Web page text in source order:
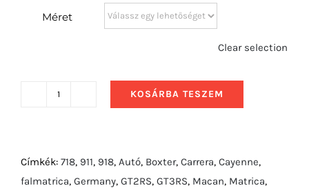
Méret
Clear selection
Turbo
hátulról
KOSÁRBA TESZEM
Címkék: 718, 911, 918, Autó, Boxter, Carrera, Cayenne,
falmatrica, Germany, GT2RS, GT3RS, Macan, Matrica,